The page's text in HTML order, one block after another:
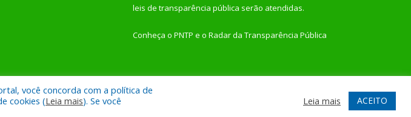
leis de transparência pública serão atendidas.
Conheça o PNTP e o Radar da Transparência Pública
Mapa do Site Acessar Webmail
você concorda com a política de
cookies (Leia mais). Se você
Leia mais ACEITO